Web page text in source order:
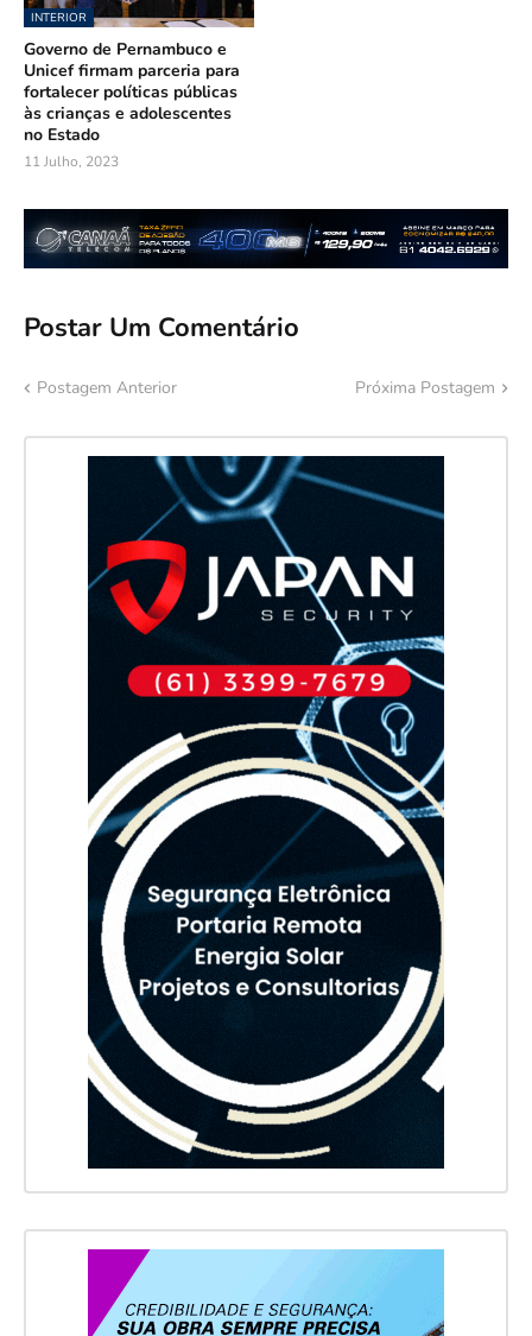
INTERIOR
Governo de Pernambuco e
Unicef firmam parceria para
fortalecer políticas públicas
às crianças e adolescentes
no Estado
11 Julho, 2023
Postar Um Comentário
Postagem Anterior Próxima Postagem